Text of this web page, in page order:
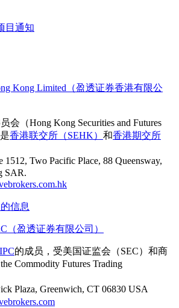
目通知
Kong Limited（盈透证券香港有限公
会（Hong Kong Securities and Futures
香港联交所（SEHK） 和香港期交所
1512, Two Pacific Place, 88 Queensway,
SAR.
信息
（盈透证券有限公司）
的成员，受美国证监会（SEC）和商
Commodity Futures Trading
Plaza, Greenwich, CT 06830 USA